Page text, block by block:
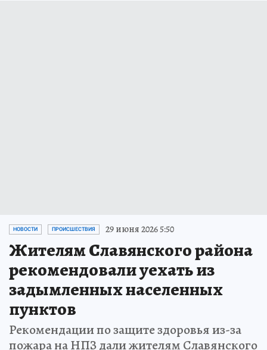
НОВОСТИ ПРОИСШЕСТВИЯ 29 июня 2026 5:50
Жителям Славянского района
рекомендовали уехать из
задымленных населенных
пунктов
Рекомендации по защите здоровья из-за
пожара на НПЗ дали жителям Славянского